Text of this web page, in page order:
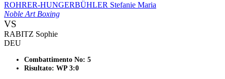
ROHRER-HUNGERBÜHLER Stefanie Maria
Noble Art Boxing
VS
RABITZ Sophie
DEU
Combattimento No: 5
Risultato: WP 3:0